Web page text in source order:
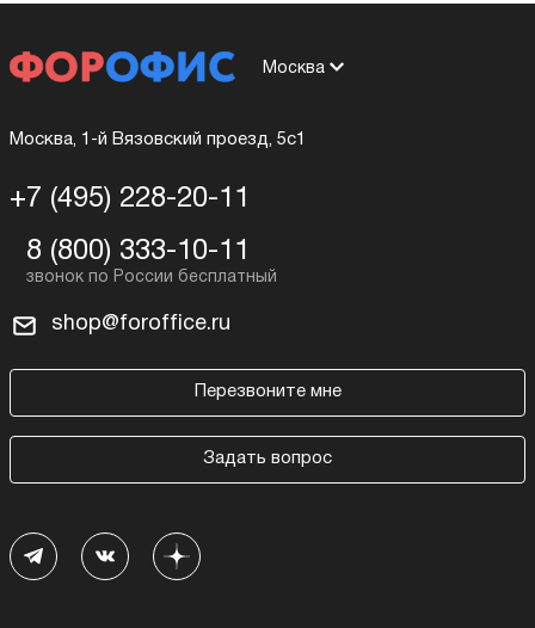
Москва
Москва, 1-й Вязовский проезд, 5с1
+7 (495) 228-20-11
8 (800) 333-10-11
shop@foroffice.ru
Перезвоните мне
Задать вопрос